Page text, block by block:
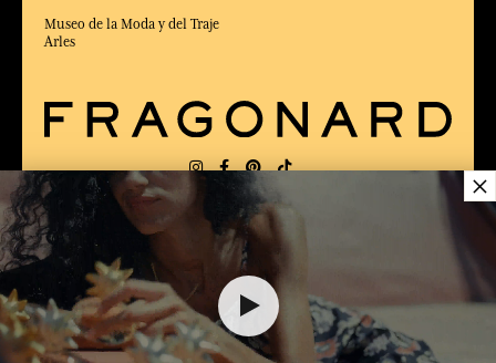
36,00 €
Museo de la Moda y del Traje
Arles
ENTREGA: FR
×